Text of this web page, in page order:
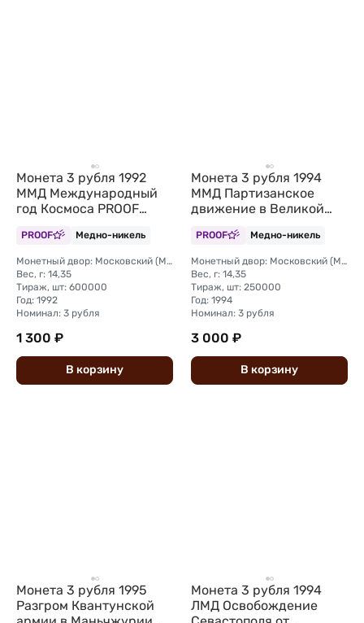
Монета 3 рубля 1992
ММД Международный
год Космоса PROOF
PROOF Медно-никель
Монетный двор: Московский (ММД)
Вес, г: 14,35
Тираж, шт: 600000
Год: 1992
Номинал: 3 рубля
1 300 ₽
В корзину
Монета 3 рубля 1994
ММД Партизанское
движение в Великой
Партизаны (запайка)
PROOF Медно-никель
Монетный двор: Московский (ММД)
Вес, г: 14,35
Тираж, шт: 250000
Год: 1994
Номинал: 3 рубля
3 000 ₽
В корзину
Монета 3 рубля 1995
Разгром Квантунской
Монета 3 рубля 1994
ЛМД Освобождение